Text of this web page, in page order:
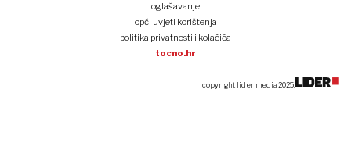
oglašavanje
opći uvjeti korištenja
politika privatnosti i kolačića
tocno.hr
copyright lider media 2025.